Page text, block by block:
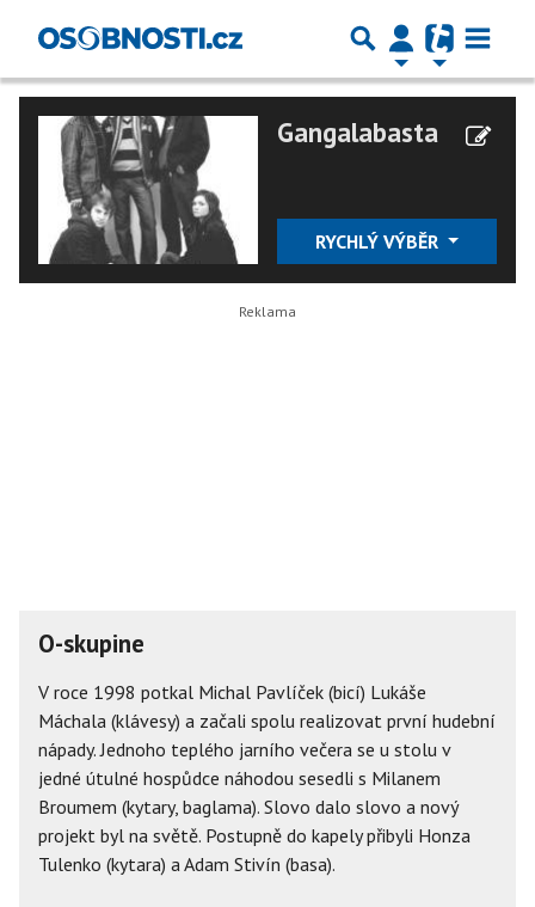
Gangalabasta
RYCHLÝ VÝBĚR
O-skupine
V roce 1998 potkal Michal Pavlíček (bicí) Lukáše
Máchala (klávesy) a začali spolu realizovat první hudební
nápady. Jednoho teplého jarního večera se u stolu v
jedné útulné hospůdce náhodou sesedli s Milanem
Broumem (kytary, baglama). Slovo dalo slovo a nový
projekt byl na světě. Postupně do kapely přibyli Honza
Tulenko (kytara) a Adam Stivín (basa).